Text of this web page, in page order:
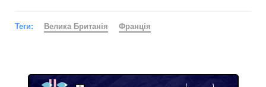
Теги: Велика Британія Франція